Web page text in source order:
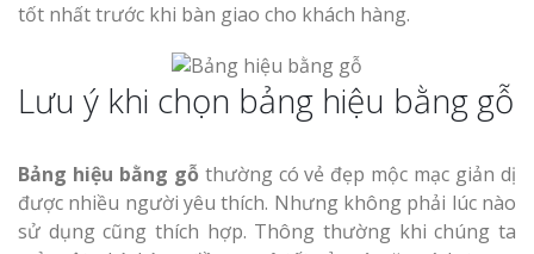
tốt nhất trước khi bàn giao cho khách hàng.
Lưu ý khi chọn bảng hiệu bằng gỗ
Bảng hiệu bằng gỗ thường có vẻ đẹp mộc mạc giản dị
được nhiều người yêu thích. Nhưng không phải lúc nào
sử dụng cũng thích hợp. Thông thường khi chúng ta